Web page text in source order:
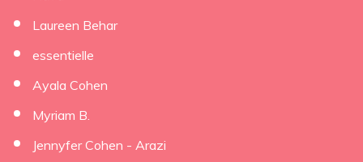
Laureen Behar
essentielle
Ayala Cohen
Myriam B.
Jennyfer Cohen - Arazi